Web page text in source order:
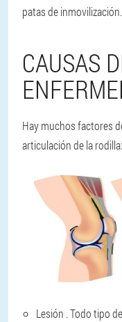
patas de inmovilización.
CAUSAS
Hay muchos factores
articulación de la rodilla:
Lesión . Todo tipo